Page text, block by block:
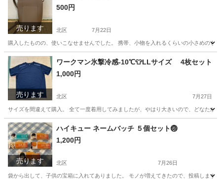
売ります
500円
北区 7月22日
購入したものの、使いこなせませんでした。 携帯、小物を入れるくらいの小さめの
東京 北区 バッグ
売ります
ワークマン氷撃冷感-10℃👕LLサイズ 4枚セット
1,000円
北区 7月27日
サイズを間違えて購入。 全て一度着用してみましたが、やはり大きいので、どなた
東京 北区 Tシャツ ワークマン
売ります
ハイキュー ネームバッチ ５個セット🏐
1,200円
北区 7月26日
袋から出して、子供の宝箱に入れてありました。 モノが増えてきたので、投稿します